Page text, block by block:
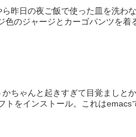
昨日の夜ご飯で使った皿を洗わ
のジャージとカーゴパンツを着
ちゃんと起きすぎて目覚ましと
をインストール。これはemacs